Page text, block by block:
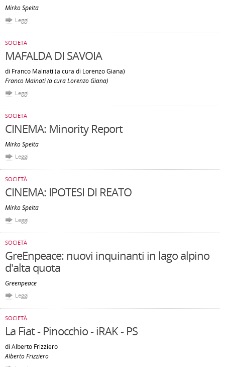
Mirko Spelta
Leggi
SOCIETÀ
MAFALDA DI SAVOIA
di Franco Malnati (a cura di Lorenzo Giana)
Franco Malnati (a cura Lorenzo Giana)
Leggi
SOCIETÀ
CINEMA: Minority Report
Mirko Spelta
Leggi
SOCIETÀ
CINEMA: IPOTESI DI REATO
Mirko Spelta
Leggi
SOCIETÀ
GreEnpeace: nuovi inquinanti in lago alpino
d'alta quota
Greenpeace
Leggi
SOCIETÀ
La Fiat - Pinocchio - iRAK - PS
di Alberto Frizziero
Alberto Frizziero